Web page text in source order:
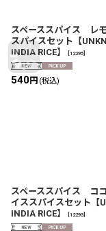
スペーススパイス レ
スパイスセット【
INDIA RICE】
12295
540円 (税込)
スペーススパイス コ
イススパイスセット【
INDIA RICE】
12293